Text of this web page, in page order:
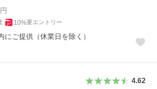
円
10%要エントリー
にご提供（休業日を除く）
4.62